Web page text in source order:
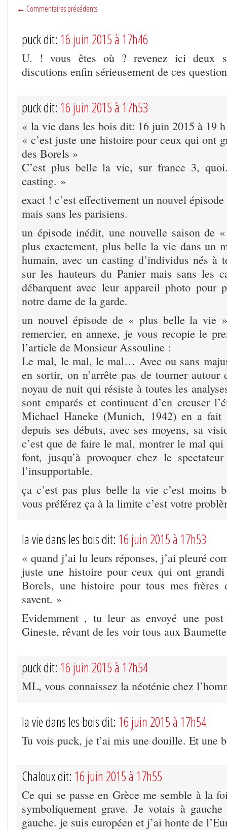
← Commentaires précédents
puck dit: 16 juin 2015 à 17h46
U. ! vous êtes où ? revenez ici deux
discutions enfin sérieusement de ces
puck dit: 16 juin 2015 à 17h53
« la vie dans les bois dit: 16 juin 2015 à 19
« c’est juste une histoire pour ceux qui ont
des Borels »
C’est plus belle la vie, sur france 3,
casting. »
exact ! c’est effectivement un nouvel
mais sans les parisiens.
un épisode inédit, une nouvelle saison de
plus exactement, plus belle la vie dans un
humain, avec un casting d’individus nés à
sur les hauteurs du Panier mais sans les
débarquent avec leur appareil photo pour
notre dame de la garde.
un nouvel épisode de « plus belle la vie
remercier, en annexe, je vous recopie le
l’article de Monsieur Assouline :
Le mal, le mal, le mal… Avec ou sans
en sortir, on n’arrête pas de tourner autour
noyau de nuit qui résiste à toutes les
sont emparés et continuent d’en creuser
Michael Haneke (Munich, 1942) en a fait
depuis ses débuts, avec ses moyens, sa
c’est que de faire le mal, montrer le mal
font, jusqu’à provoquer chez le
l’insupportable.
ça c’est pas plus belle la vie c’est moins
vous préférez ça à la limite c’est votre
la vie dans les bois dit: 16 juin 2015 à 17h53
« quand j’ai lu leurs réponses, j’ai pleuré
juste une histoire pour ceux qui ont
Borels, une histoire pour tous mes frères
savent. »
Evidemment , tu leur as envoyé une
Gineste, rêvant de les voir tous aux
puck dit: 16 juin 2015 à 17h54
ML, vous connaissez la néoténie chez
la vie dans les bois dit: 16 juin 2015 à 17h54
Tu vois puck, je t’ai mis une douille. Et une
Chaloux dit: 16 juin 2015 à 17h55
Ce qui se passe en Grèce me semble à la
symboliquement grave. Je votais à
gauche. je suis européen et j’ai honte de